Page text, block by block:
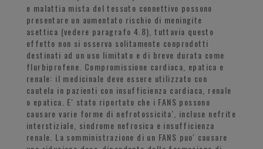
e malattia mista del tessuto connettivo possono
presentare un aumentato rischio di meningite
asettica (vedere paragrafo 4.8), tuttavia questo
effetto non si osserva solitamente conprodotti
destinati ad un uso limitato e di breve durata come
flurbiprofene. Compromissione cardiaca, epatica e
renale: il medicinale deve essere utilizzato con
cautela in pazienti con insufficienza cardiaca, renale
o epatica. E' stato riportato che i FANS possono
causare varie forme di nefrotossicita', incluse nefrite
interstiziale, sindrome nefrosica e insufficienza
renale. La somministrazione di un FANS puo' causare